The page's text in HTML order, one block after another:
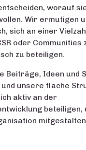
worauf
Wir ermutigen
sich an einer
oder Communities
zu beteiligen.
Beiträge, Ideen und
und unsere flache
aktiv an der
beteiligen,